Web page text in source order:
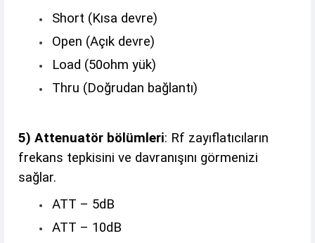
Short (Kısa devre)
Open (Açık devre)
Load (50ohm yük)
Thru (Doğrudan bağlantı)
5) Attenuatör bölümleri: Rf zayıflatıcıların
frekans tepkisini ve davranışını görmenizi
sağlar.
ATT – 5dB
ATT – 10dB